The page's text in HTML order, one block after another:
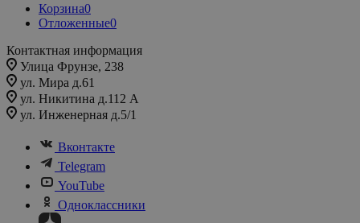
Корзина0
Отложенные0
Контактная информация
Улица Фрунзе, 238​
ул. Мира д.61
ул. Никитина д.112 А
ул. Инженерная д.5/1
Вконтакте
Telegram
YouTube
Одноклассники